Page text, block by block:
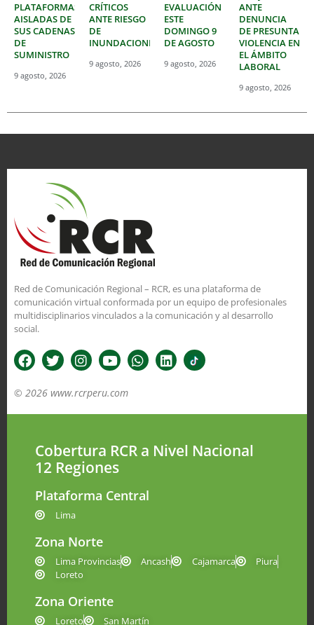
PLATAFORMAS
AISLADAS DE
SUS CADENAS
DE
SUMINISTRO
9 agosto, 2026
CRÍTICOS
ANTE RIESGO
DE
INUNDACIONES
9 agosto, 2026
EVALUACIÓN
ESTE
DOMINGO 9
DE AGOSTO
9 agosto, 2026
ANTE
DENUNCIA
DE PRESUNTA
VIOLENCIA EN
EL ÁMBITO
LABORAL
9 agosto, 2026
Red de Comunicación Regional – RCR, es una plataforma de
comunicación virtual conformada por un equipo de profesionales
multidisciplinarios vinculados a la comunicación y al desarrollo
social.
© 2026 www.rcrperu.com
Cobertura RCR a Nivel Nacional
12 Regiones
Plataforma Central
Lima
Zona Norte
Lima Provincias Ancash Cajamarca
Piura
Loreto
Zona Oriente
Loreto San Martín